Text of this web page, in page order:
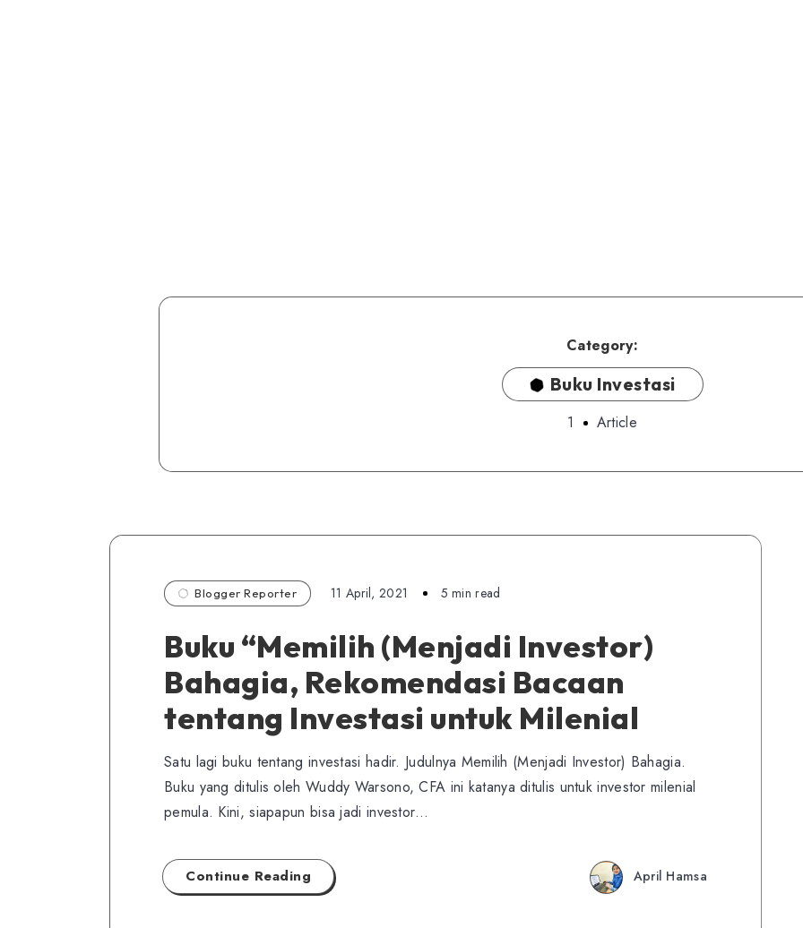
Category:
Buku Investasi
1 Article
Blogger Reporter 11 April, 2021 5 min read
Buku “Memilih (Menjadi Investor)
Bahagia, Rekomendasi Bacaan
tentang Investasi untuk Milenial
Satu lagi buku tentang investasi hadir. Judulnya Memilih (Menjadi Investor) Bahagia.
Buku yang ditulis oleh Wuddy Warsono, CFA ini katanya ditulis untuk investor milenial
pemula. Kini, siapapun bisa jadi investor…
Continue Reading April Hamsa